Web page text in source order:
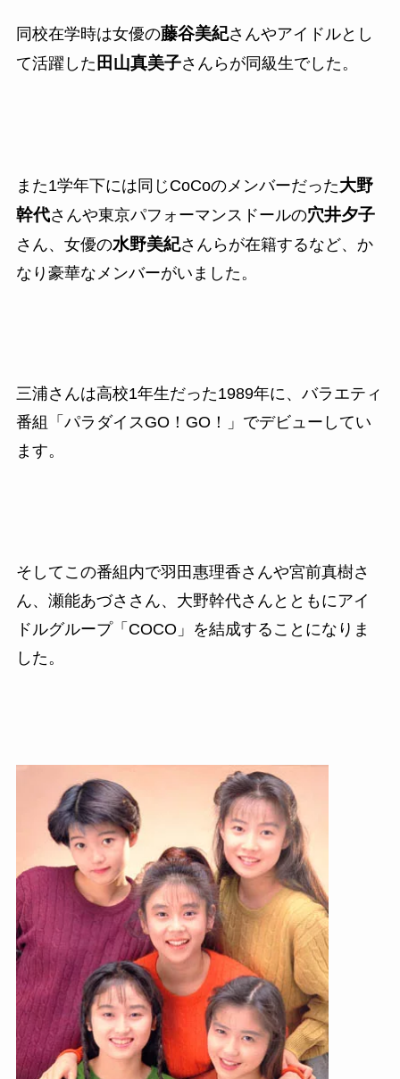
同校在学時は女優の藤谷美紀さんやアイドルとし
て活躍した 田山真美子さんらが同級生でした。
また1学年下には同じCoCoのメンバーだった大野
幹代さんや東京パフォーマンスドールの穴井夕子
さん、女優の水野美紀さんらが在籍するなど、か
なり豪華なメンバーがいました。
三浦さんは高校1年生だった1989年に、バラエティ
番組「パラダイスGO！GO！」でデビューしてい
ます。
そしてこの番組内で羽田惠理香さんや宮前真樹さ
ん、瀬能あづささん、大野幹代さんとともにアイ
ドルグループ「COCO」を結成することになりま
した。